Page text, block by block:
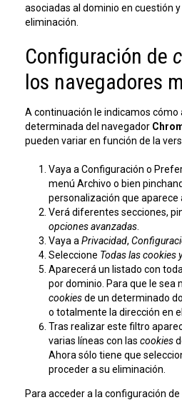
asociadas al dominio en cuestión
eliminación.
Configuración de
los navegadores
A continuación le indicamos cómo
determinada del navegador
pueden variar en función de la
Vaya a Configuración o
menú Archivo o bien
personalización que aparece
Verá diferentes secciones,
opciones avanzadas.
Vaya a Privacidad,
Seleccione Todas las cookies
Aparecerá un listado con
por dominio. Para que le sea
cookiesde un determinado
o totalmente la dirección en
Tras realizar este filtro
varias líneas con las cookies
Ahora sólo tiene que
proceder a su eliminación.
Para acceder a la configuración de